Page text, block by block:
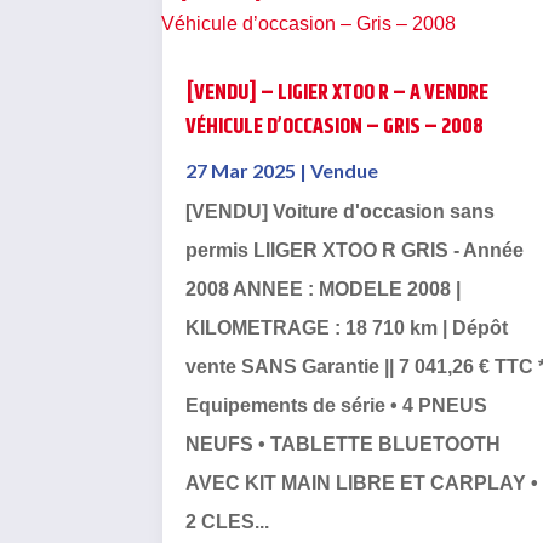
[VENDU] – LIGIER XTOO R – A VENDRE
VÉHICULE D’OCCASION – GRIS – 2008
27 Mar 2025 |Vendue
[VENDU] Voiture d'occasion sans
permis LIIGER XTOO R GRIS - Année
2008 ANNEE : MODELE 2008 |
KILOMETRAGE : 18 710 km | Dépôt
vente SANS Garantie || 7 041,26 € TTC
Equipements de série • 4 PNEUS
NEUFS • TABLETTE BLUETOOTH
AVEC KIT MAIN LIBRE ET CARPLAY •
2 CLES...